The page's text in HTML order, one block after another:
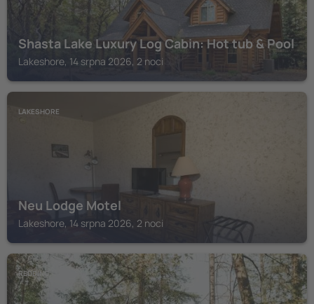
Shasta Lake Luxury Log Cabin: Hot tub & Pool
Lakeshore, 14 srpna 2026, 2 noci
LAKESHORE
Neu Lodge Motel
Lakeshore, 14 srpna 2026, 2 noci
REDDING